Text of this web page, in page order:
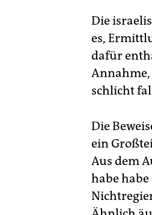
Die
es,
dafür
Annahme,
schlicht
Die
ein
Aus dem
habe